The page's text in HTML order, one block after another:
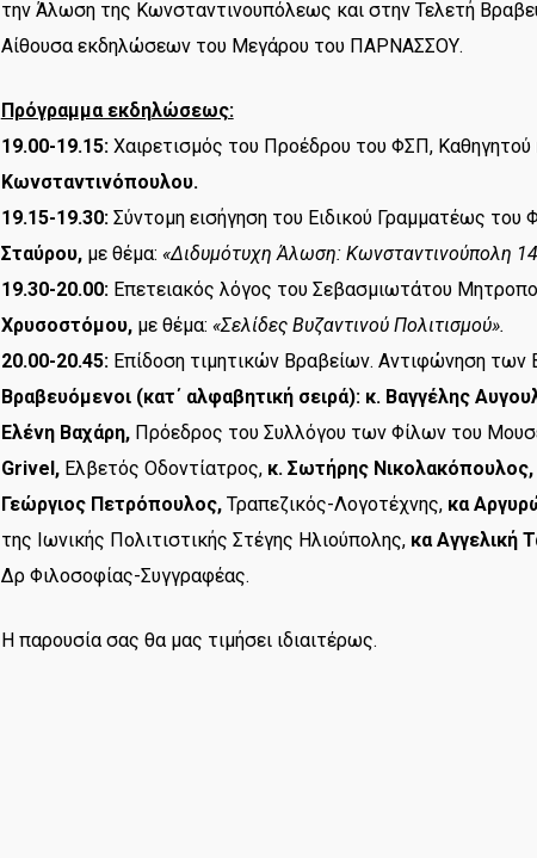
την Άλωση της Κωνσταντινουπόλεως και στην Τελετή
Αίθουσα εκδηλώσεων του Μεγάρου του ΠΑΡΝΑΣΣΟΥ.
Πρόγραμμα εκδηλώσεως:
19.00-19.15:Χαιρετισμός του Προέδρου του ΦΣΠ, Καθηγητού
Κωνσταντινόπουλου.
19.15-19.30:Σύντομη εισήγηση του Ειδικού Γραμματέως του
Σταύρου,με θέμα: «Διδυμότυχη Άλωση: Κωνσταντινούπολη
19.30-20.00:Επετειακός λόγος του Σεβασμιωτάτου
Χρυσοστόμου,με θέμα: «Σελίδες Βυζαντινού Πολιτισμού».
20.00-20.45:Επίδοση τιμητικών Βραβείων. Αντιφώνηση των
Βραβευόμενοι (κατ΄ αλφαβητική σειρά): κ. Βαγγέλης
Ελένη Βαχάρη,Πρόεδρος του Συλλόγου των Φίλων του
Grivel,Ελβετός Οδοντίατρος, κ. Σωτήρης Νικολακόπουλος,
Γεώργιος Πετρόπουλος,Τραπεζικός-Λογοτέχνης, κα
της Ιωνικής Πολιτιστικής Στέγης Ηλιούπολης, κα Αγγελική
Δρ Φιλοσοφίας-Συγγραφέας.
Η παρουσία σας θα μας τιμήσει ιδιαιτέρως.